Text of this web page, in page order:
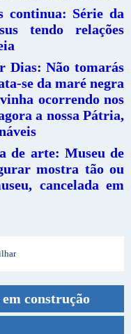
continua: Série da
tendo relações
Não tomarás
se da maré negra
ocorrendo nos
a nossa Pátria,
de arte: Museu de
mostra tão ou
cancelada em
construção